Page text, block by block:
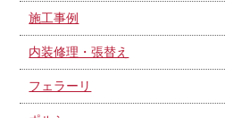
施工事例
内装修理・張替え
フェラーリ